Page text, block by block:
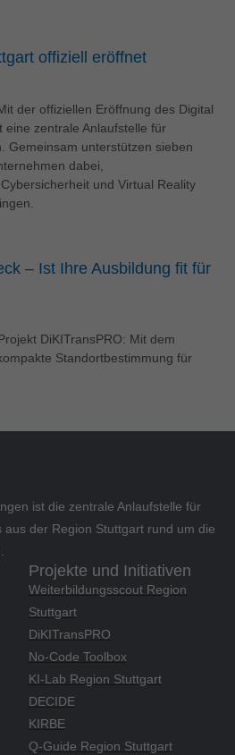
offiziell eröffnet
der offiziellen Eröffnung des Digital
eine zentrale Anlaufstelle für
Gemeinsam unterstützen sieben
dabei,
und Virtual Reality
– Ist Ihre Ausbildung fit für
DiKITransPRO: Mit dem
Standortbestimmung für
ist die zentrale Anlaufstelle für
der Region Stuttgart rund um die
Projekte und Initiativen
Weiterbildungsscout Region
Stuttgart
DiKITransPRO
No-Code Toolbox
KI-Lab Region Stuttgart
DECIDE
KIRBE
Q-Guide Region Stuttgart
technisch für den Betrieb der
erforderlich, erlauben aber
o.Ä.
können verarbeitet werden (z.
Anzeigen und
Inhaltsmessung. Weitere
Ihrer Daten finden Sie
.
über alle verwendeten
Cookies akzeptieren
anzeigen
von Drittanbietern oder Publishern
Werbung anzuzeigen. Sie tun
Websites hinweg verfolgen.
anzeigen
Wenn Cookies von externen